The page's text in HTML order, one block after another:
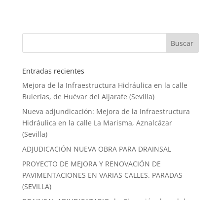
Entradas recientes
Mejora de la Infraestructura Hidráulica en la calle
Bulerías, de Huévar del Aljarafe (Sevilla)
Nueva adjundicación: Mejora de la Infraestructura
Hidráulica en la calle La Marisma, Aznalcázar
(Sevilla)
ADJUDICACIÓN NUEVA OBRA PARA DRAINSAL
PROYECTO DE MEJORA Y RENOVACIÓN DE
PAVIMENTACIONES EN VARIAS CALLES. PARADAS
(SEVILLA)